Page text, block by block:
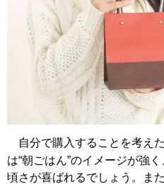
自分で購入することを考え
は“朝ごはん”のイメージが強
頃さが喜ばれるでしょう。ま